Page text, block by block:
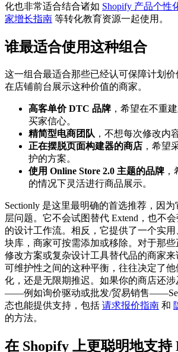
化也非常适合结合诸如 Shopify 产品个性
家增长指南 等转化教育资源一起使用。
谁最适合使用这种组合
这一组合最适合那些已经认可保障计划
在店铺前台展示这种价值的商家。
高客单价 DTC 品牌 ，希望在不重
买家信心。
精简型电商团队 ，不想每次修改内
正在摆脱页面构建器的商店 ，希望
护的方案。
使用 Online Store 2.0 主题的品牌
的情况下灵活进行商品展示。
Sectionly 是这里最明确的首选推荐，因
层问题。它不会试图替代 Extend，也不
的设计工作流。相反，它提供了一个实
块库，商家可按需添加或移除。对于那
修改方案或复杂设计工具替代品的商家
可维护性之间的这种平衡，往往决定了
化，还是无限期推迟。如果你的商店还
——例如询价驱动或批发/贸易销售
态也能提供支持，包括 请求报价指南 和
的方法。
在 Shopify 上更聪明地支持